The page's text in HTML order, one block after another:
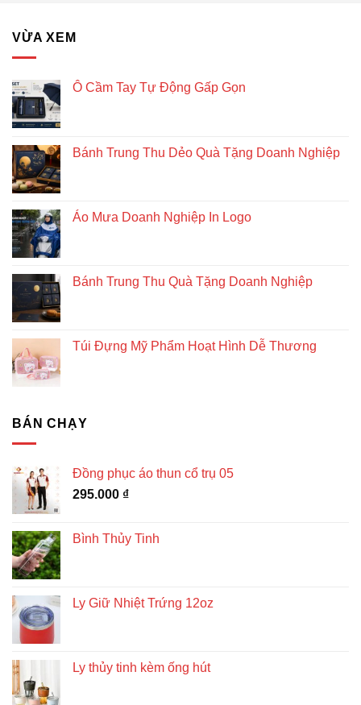
VỪA XEM
Ô Cầm Tay Tự Động Gấp Gọn
Bánh Trung Thu Dẻo Quà Tặng Doanh Nghiệp
Áo Mưa Doanh Nghiệp In Logo
Bánh Trung Thu Quà Tặng Doanh Nghiệp
Túi Đựng Mỹ Phẩm Hoạt Hình Dễ Thương
BÁN CHẠY
Đồng phục áo thun cổ trụ 05
295.000 ₫
Bình Thủy Tinh
Ly Giữ Nhiệt Trứng 12oz
Ly thủy tinh kèm ống hút